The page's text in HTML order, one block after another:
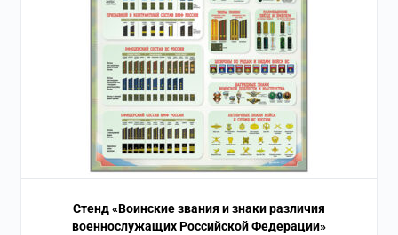
Стенд «Воинские звания и знаки различия
военнослужащих Российской Федерации»